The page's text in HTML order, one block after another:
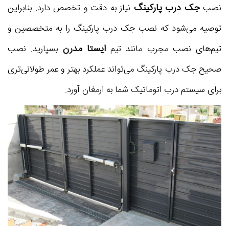
نصبجک درب پارکینگ نیاز به دقت و تخصص دارد. بنابراین
توصیه می‌شود که نصب جک درب پارکینگ را به متخصصین و
تیم‌های نصب مجرب مانند تیمایستا مدرن بسپارید. نصب
صحیح جک درب پارکینگ می‌تواند عملکرد بهتر و عمر طولانی‌تری
برای سیستم درب اتوماتیک شما به ارمغان آورد.